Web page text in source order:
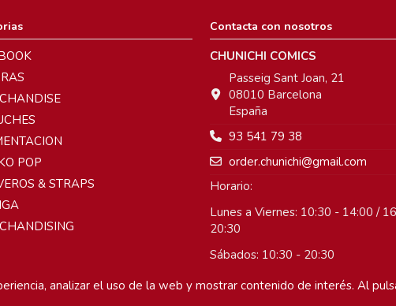
POP
& STRAPS
Contacta con nosotros
CHUNICHI COMICS
Passeig Sant Joan, 21
08010 Barcelona
España
93 541 79 38
order.chunichi@gmail.com
Horario:
Lunes a Viernes: 10:30 - 14:00 /
20:30
Sábados: 10:30 - 20:30
Domingos: Cerrado
analizar el uso de la web y mostrar contenido de interés. Al